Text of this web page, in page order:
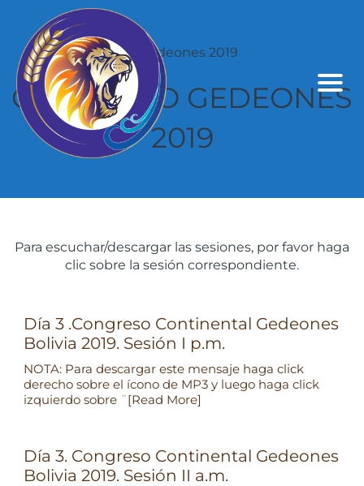
CONGRESO GEDEONES
2019
Para escuchar/descargar las sesiones, por favor haga
clic sobre la sesión correspondiente.
Día 3 .Congreso Continental Gedeones
Bolivia 2019. Sesión I p.m.
NOTA: Para descargar este mensaje haga click
derecho sobre el ícono de MP3 y luego haga click
izquierdo sobre ¨[Read More]
Día 3. Congreso Continental Gedeones
Bolivia 2019. Sesión II a.m.